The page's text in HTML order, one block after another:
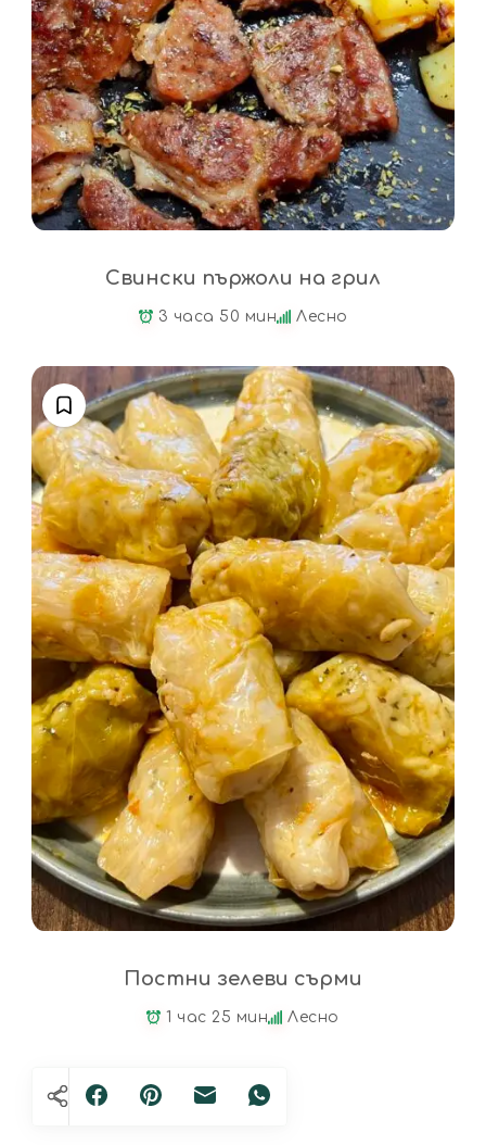
Свински пържоли на грил
3 часа 50 мин Лесно
Постни зелеви сърми
1 час 25 мин Лесно